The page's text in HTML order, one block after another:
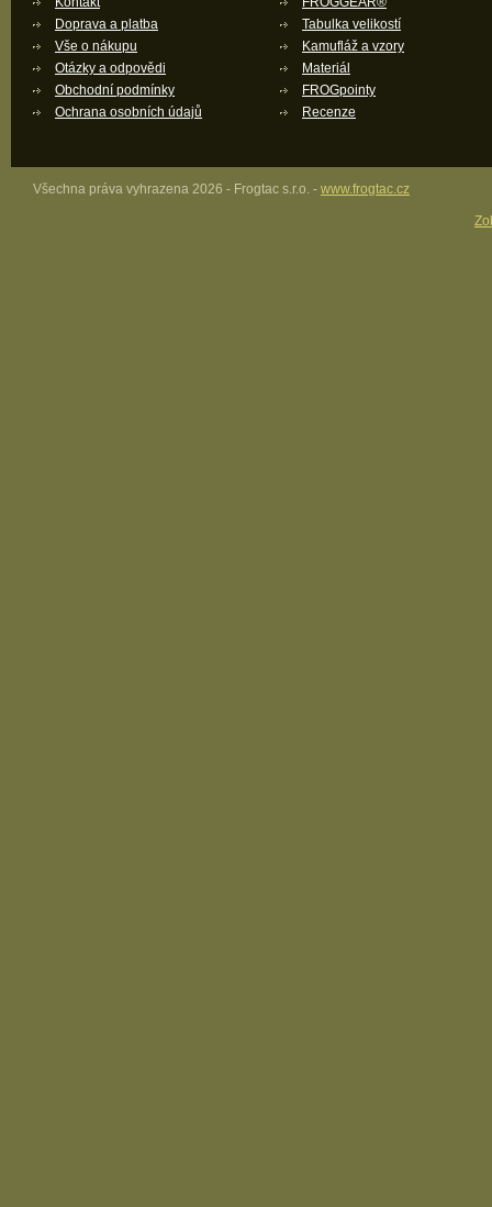
Doprava a platba
Vše o nákupu
Otázky a odpovědi
Obchodní podmínky
Ochrana osobních údajů
Tabulka velikostí
Kamufláž a vzory
Materiál
FROGpointy
Recenze
Všechna práva vyhrazena 2026 - Frogtac s.r.o. - www.frogtac.cz